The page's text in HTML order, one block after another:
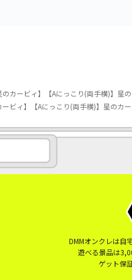
のカービィ】【Aにっこり(両手横)】星
ービィ】【Aにっこり(両手横)】星のカ
DMMオンクレは自
遊べる景品は
ゲット保